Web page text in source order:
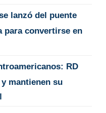
lanzó del puente
para convertirse en
RD
mantienen su